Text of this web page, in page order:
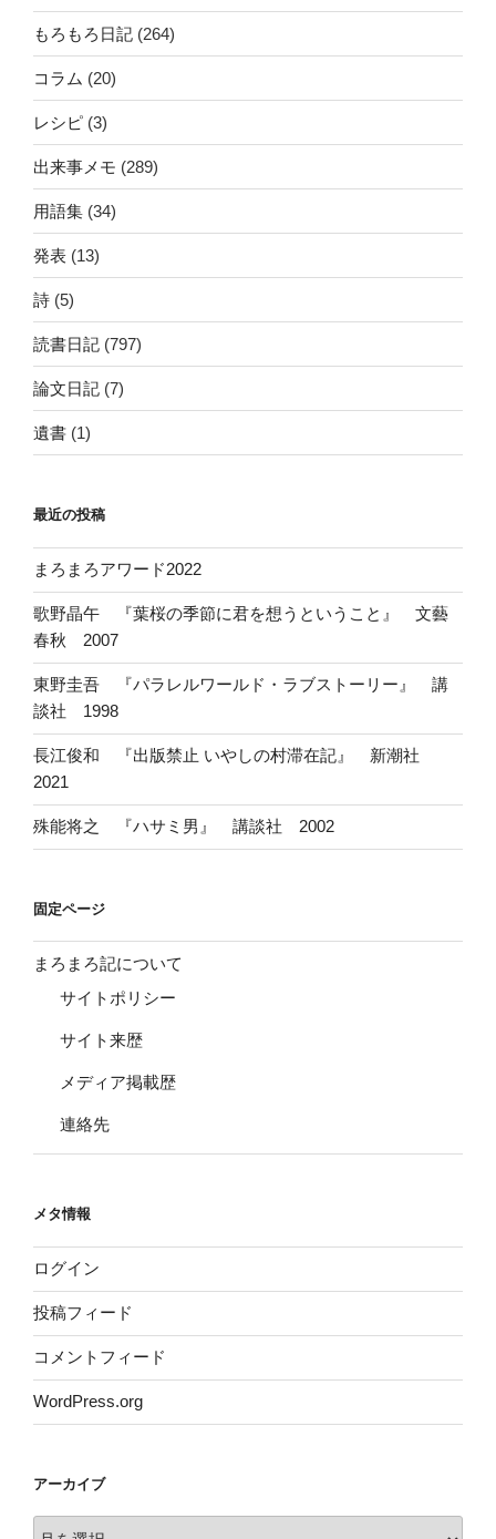
もろもろ日記 (264)
コラム (20)
レシピ (3)
出来事メモ (289)
用語集 (34)
発表 (13)
詩 (5)
読書日記 (797)
論文日記 (7)
遺書 (1)
最近の投稿
まろまろアワード2022
歌野晶午 『葉桜の季節に君を想うということ』 文藝
春秋 2007
東野圭吾 『パラレルワールド・ラブストーリー』 講
談社 1998
長江俊和 『出版禁止 いやしの村滞在記』 新潮社
2021
殊能将之 『ハサミ男』 講談社 2002
固定ページ
まろまろ記について
サイトポリシー
サイト来歴
メディア掲載歴
連絡先
メタ情報
ログイン
投稿フィード
コメントフィード
WordPress.org
アーカイブ